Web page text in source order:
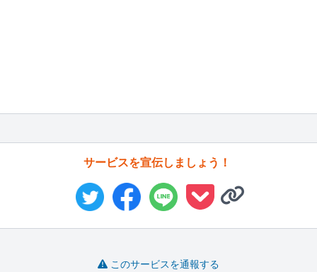
サービスを宣伝しましょう！
このサービスを通報する